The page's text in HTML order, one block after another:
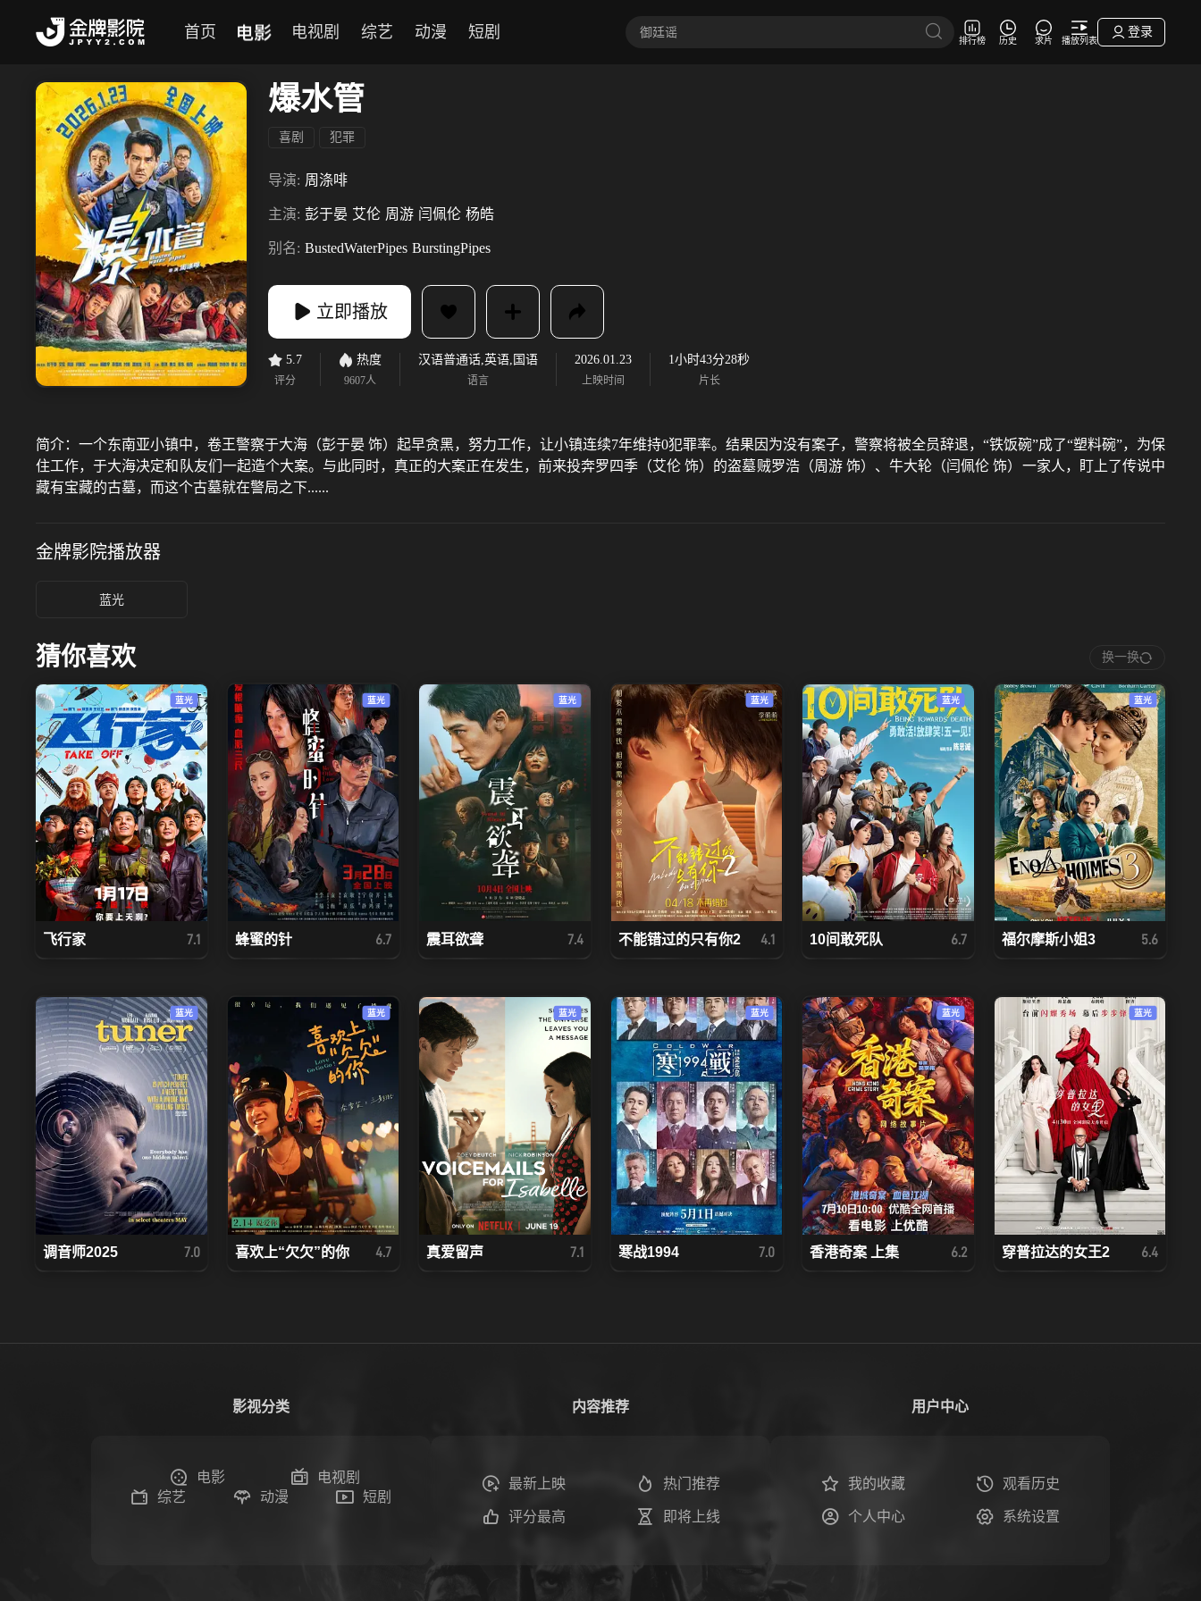
首页 电影 电视剧 综艺 动漫 短剧 排行榜 历史 求片 播放列表
登录
爆水管
喜剧 犯罪
导演: 周涤啡
主演: 彭于晏 艾伦 周游 闫佩伦 杨皓
别名: BustedWaterPipes BurstingPipes
立即播放
5.7
评分
热度
9607人
汉语普通话,英语,国语
语言
2026.01.23
上映时间
1小时43分28秒
片长
简介： 一个东南亚小镇中，卷王警察于大海（彭于晏 饰）起早贪黑，努力工作，让小镇连续7年维持0犯罪率。结果因为没有案子，警察将被全员辞退，“铁饭碗”成了“塑料碗”，为保
住工作，于大海决定和队友们一起造个大案。与此同时，真正的大案正在发生，前来投奔罗四季（艾伦 饰）的盗墓贼罗浩（周游 饰）、牛大轮（闫佩伦 饰）一家人，盯上了传说中
藏有宝藏的古墓，而这个古墓就在警局之下......
金牌影院播放器
蓝光
猜你喜欢 换一换
蓝光
飞行家 7.1
蓝光
蜂蜜的针 6.7
蓝光
震耳欲聋 7.4
蓝光
不能错过的只有你2 4.1
蓝光
10间敢死队 6.7
蓝光
福尔摩斯小姐3 5.6
蓝光
调音师2025 7.0
蓝光
喜欢上“欠欠”的你 4.7
蓝光
真爱留声 7.1
蓝光
寒战1994 7.0
蓝光
香港奇案 上集 6.2
蓝光
穿普拉达的女王2 6.4
影视分类
电影
电视剧
综艺
动漫 短剧
内容推荐
最新上映 热门推荐
评分最高 即将上线
用户中心
我的收藏 观看历史
个人中心 系统设置